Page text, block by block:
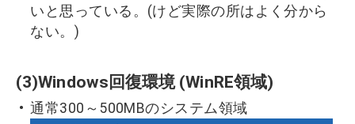
いと思っている。(けど実際の所はよく分から
ない。)
(3)Windows回復環境 (WinRE領域)
通常300～500MBのシステム領域